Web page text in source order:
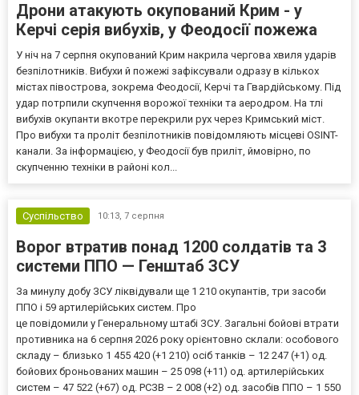
Дрони атакують окупований Крим - у
Керчі серія вибухів, у Феодосії пожежа
У ніч на 7 серпня окупований Крим накрила чергова хвиля ударів
безпілотників. Вибухи й пожежі зафіксували одразу в кількох
містах півострова, зокрема Феодосії, Керчі та Гвардійському. Під
удар потрпили скупчення ворожої техніки та аеродром. На тлі
вибухів окупанти вкотре перекрили рух через Кримський міст.
Про вибухи та проліт безпілотників повідомляють місцеві OSINT-
канали. За інформацією, у Феодосії був приліт, ймовірно, по
скупченню техніки в районі кол...
Суспільство 10:13, 7 серпня
Ворог втратив понад 1200 солдатів та 3
системи ППО — Генштаб ЗСУ
За минулу добу ЗСУ ліквідували ще 1 210 окупантів, три засоби
ППО і 59 артилерійських систем. Про
це повідомили у Генеральному штабі ЗСУ. Загальні бойові втрати
противника на 6 серпня 2026 року орієнтовно склали: особового
складу – близько 1 455 420 (+1 210) осіб танків – 12 247 (+1) од.
бойових броньованих машин – 25 098 (+11) од. артилерійських
систем – 47 522 (+67) од. РСЗВ – 2 008 (+2) од. засобів ППО – 1 550